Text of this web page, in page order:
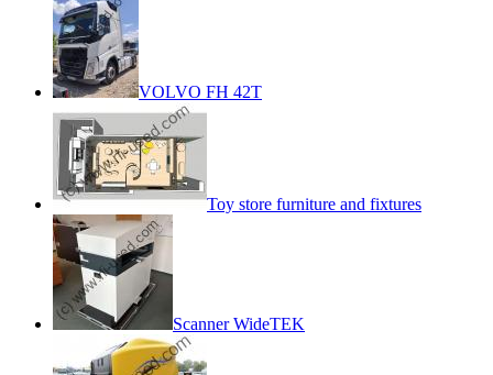
VOLVO FH 42T
Toy store furniture and fixtures
Scanner WideTEK